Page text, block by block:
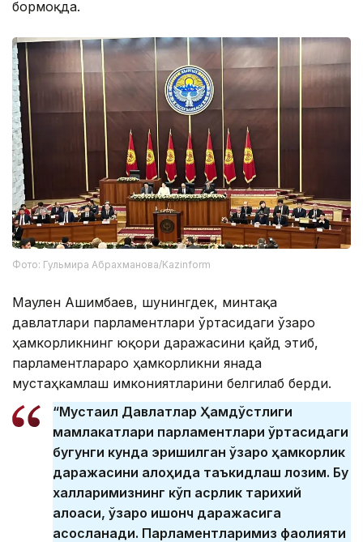
бормоқда.
Фото: Гульмира Абрахманова/Kazinform
Маулен Ашимбаев, шунингдек, минтақа
давлатлари парламентлари ўртасидаги ўзаро
ҳамкорликнинг юқори даражасини қайд этиб,
парламентлараро ҳамкорликни янада
мустаҳкамлаш имкониятларини белгилаб берди.
“Мустақил Давлатлар Ҳамдўстлиги
мамлакатлари парламентлари ўртасидаги
бугунги кунда эришилган ўзаро ҳамкорлик
даражасини алоҳида таъкидлаш лозим. Бу
халқларимизнинг кўп асрлик тарихий
алоқаси, ўзаро ишонч даражасига
асосланади. Парламентларимиз фаолияти